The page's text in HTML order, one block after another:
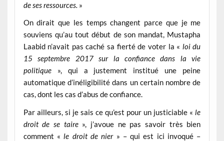
de ses ressources. »
On dirait que les temps changent parce que je me
souviens qu’au tout début de son mandat, Mustapha
Laabid n’avait pas caché sa fierté de voter la « loi du
15 septembre 2017 sur la confiance dans la vie
politique», qui a justement institué une peine
automatique d’inéligibilité dans un certain nombre de
cas, dont les cas d’abus de confiance.
Par ailleurs, si je sais ce qu’est pour un justiciable «le
droit de se taire», j’avoue ne pas savoir très bien
comment «le droit de nier» – qui est ici invoqué –